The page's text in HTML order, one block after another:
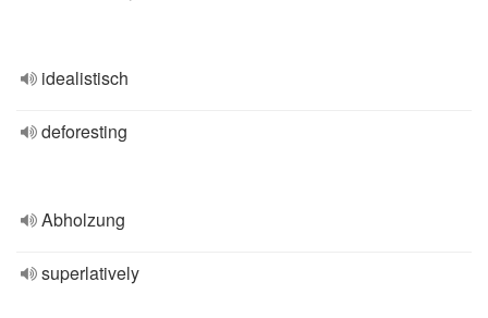
idealistisch
deforesting
Abholzung
superlatively